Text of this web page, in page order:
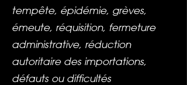
tempête, épidémie, grèves,
émeute, réquisition, fermeture
administrative, réduction
autoritaire des importations,
défauts ou difficultés